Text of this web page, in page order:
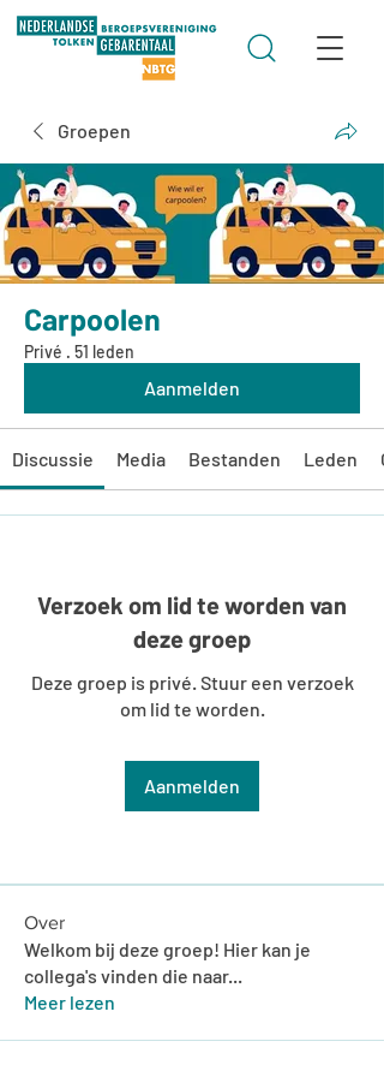
Groepen
Carpoolen
Privé · 51 leden
Aanmelden
Discussie Media Bestanden Leden
Verzoek om lid te worden van
deze groep
Deze groep is privé. Stuur een verzoek
om lid te worden.
Aanmelden
Over
Welkom bij deze groep! Hier kan je
collega's vinden die naar...
Meer lezen